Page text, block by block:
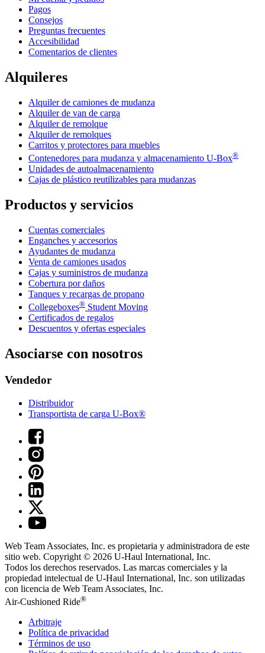
Pagos
Consejos
Preguntas frecuentes
Accesibilidad
Comentarios de clientes
Alquileres
Alquiler de camiones de mudanza
Alquiler de van de carga
Alquiler de remolque
Alquiler de remolques
Carritos y protectores para muebles
Contenedores para mudanza y almacenamiento U-Box®
Unidades de autoalmacenamiento
Cajas de plástico reutilizables para mudanzas
Productos y servicios
Cuentas comerciales
Enganches y accesorios
Ayudantes de mudanza
Venta de camiones usados
Cajas y suministros de mudanza
Cobertura por daños
Tanques y recargas de propano
Collegeboxes® Student Moving
Certificados de regalos
Descuentos y ofertas especiales
Asociarse con nosotros
Vendedor
Distribuidor
Transportista de carga U-Box®
Web Team Associates, Inc. es propietaria y administradora de este
sitio web. Copyright © 2026 U-Haul International, Inc.
Todos los derechos reservados. Las marcas comerciales y la
propiedad intelectual de U-Haul International, Inc. son utilizadas
con licencia de Web Team Associates, Inc.
Air-Cushioned Ride®
Arbitraje
Política de privacidad
Términos de uso